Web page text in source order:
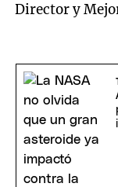
Director y